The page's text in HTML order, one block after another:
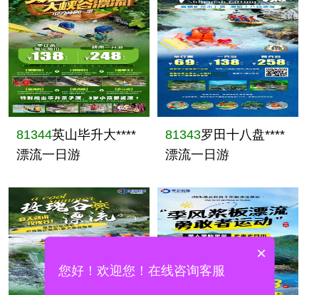
81344英山毕升大****
漂流一日游
81343罗田十八盘****
漂流一日游
×
您好！欢迎您！在线咨询客服